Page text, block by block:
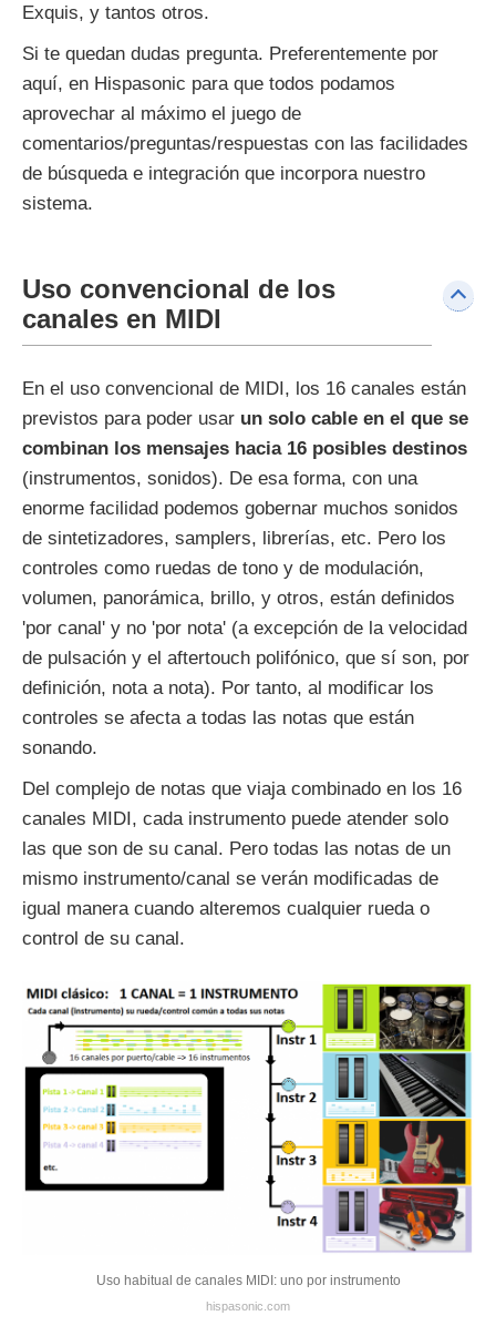
Exquis, y tantos otros.
Si te quedan dudas pregunta. Preferentemente por
aquí, en Hispasonic para que todos podamos
aprovechar al máximo el juego de
comentarios/preguntas/respuestas con las facilidades
de búsqueda e integración que incorpora nuestro
sistema.
Uso convencional de los
canales en MIDI
En el uso convencional de MIDI, los 16 canales están
previstos para poder usar un solo cable en el que se
combinan los mensajes hacia 16 posibles destinos
(instrumentos, sonidos). De esa forma, con una
enorme facilidad podemos gobernar muchos sonidos
de sintetizadores, samplers, librerías, etc. Pero los
controles como ruedas de tono y de modulación,
volumen, panorámica, brillo, y otros, están definidos
'por canal' y no 'por nota' (a excepción de la velocidad
de pulsación y el aftertouch polifónico, que sí son, por
definición, nota a nota). Por tanto, al modificar los
controles se afecta a todas las notas que están
sonando.
Del complejo de notas que viaja combinado en los 16
canales MIDI, cada instrumento puede atender solo
las que son de su canal. Pero todas las notas de un
mismo instrumento/canal se verán modificadas de
igual manera cuando alteremos cualquier rueda o
control de su canal.
Uso habitual de canales MIDI: uno por instrumento
hispasonic.com